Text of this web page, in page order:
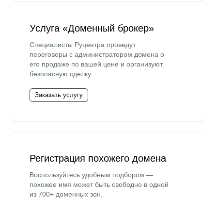
Услуга «Доменный брокер»
Специалисты Руцентра проведут
переговоры с администратором домена о
его продаже по вашей цене и организуют
безопасную сделку.
Заказать услугу
Регистрация похожего домена
Воспользуйтесь удобным подбором —
похожее имя может быть свободно в одной
из 700+ доменных зон.